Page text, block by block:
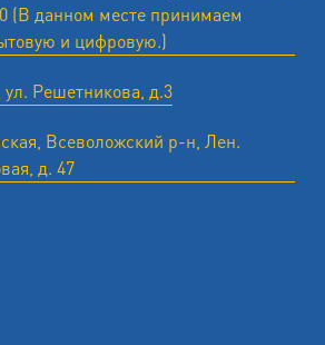
(В данном месте принимаем
и цифровую.)
Решетникова, д.3
Всеволожский р-н, Лен.
д. 47